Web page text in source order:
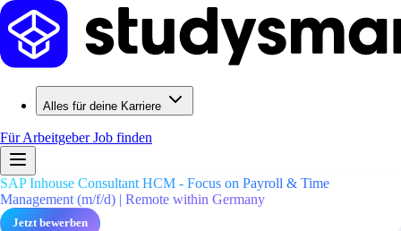
Alles für deine Karriere
Für ArbeitgeberJob finden
SAP Inhouse Consultant HCM - Focus on Payroll & Time
Management (m/f/d) | Remote within Germany
Jetzt bewerben